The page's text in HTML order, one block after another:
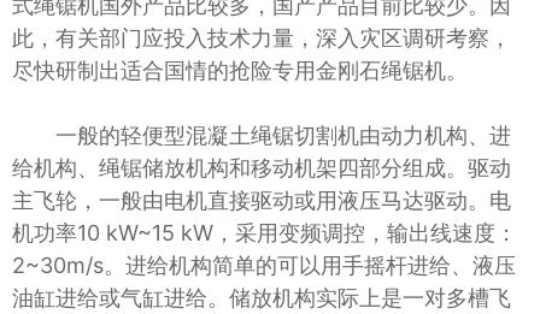
式绳锯机国外产品比较多，国产产品目前比较少。因
此，有关部门应投入技术力量，深入灾区调研考察，
尽快研制出适合国情的抢险专用金刚石绳锯机。
一般的轻便型混凝土绳锯切割机由动力机构、进
给机构、绳锯储放机构和移动机架四部分组成。驱动
主飞轮，一般由电机直接驱动或用液压马达驱动。电
机功率10 kW~15 kW，采用变频调控，输出线速度：
2~30m/s。进给机构简单的可以用手摇杆进给、液压
油缸进给或气缸进给。储放机构实际上是一对多槽飞